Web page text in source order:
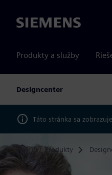
Siemens
Produkty a služby
Designcenter
Táto stránka sa
Produkty